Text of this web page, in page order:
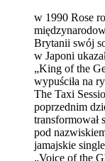
w 1990 Rose
Brytanii swój
w Japoni
„King of the
wypuściła na
The Taxi
poprzednim
transformował
pod
jamajskie
„Voice of the